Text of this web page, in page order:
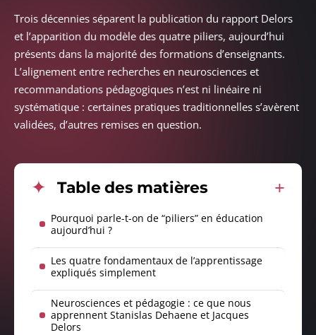
Trois décennies séparent la publication du rapport Delors
et l’apparition du modèle des quatre piliers, aujourd’hui
présents dans la majorité des formations d’enseignants.
L’alignement entre recherches en neurosciences et
recommandations pédagogiques n’est ni linéaire ni
systématique : certaines pratiques traditionnelles s’avèrent
validées, d’autres remises en question.
Table des matières
Pourquoi parle-t-on de “piliers” en éducation
aujourd’hui ?
Les quatre fondamentaux de l’apprentissage
expliqués simplement
Neurosciences et pédagogie : ce que nous
apprennent Stanislas Dehaene et Jacques
Delors